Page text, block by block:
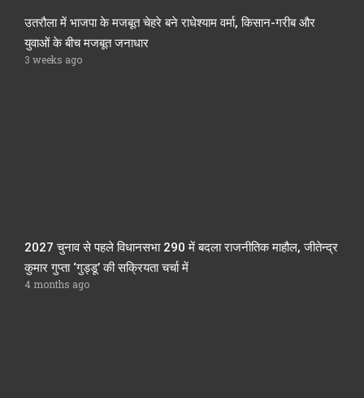
उतरौला में भाजपा के मजबूत चेहरे बने राधेश्याम वर्मा, किसान-गरीब और
युवाओं के बीच मजबूत जनाधार
3 weeks ago
2027 चुनाव से पहले विधानसभा 290 में बदला राजनीतिक माहौल, जीतेन्द्र
कुमार गुप्ता ‘गुड्डू’ की सक्रियता चर्चा में
4 months ago